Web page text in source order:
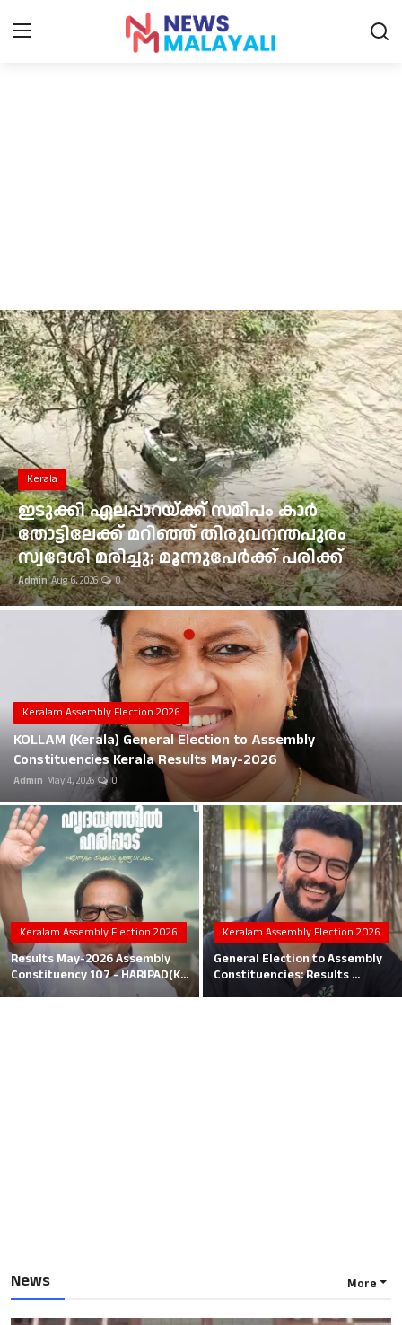
Entertainment
Sports
Food
Gulf News
Loksabha Election 2024
Technology
Health
Jobs Mall
Career
Education
Business
Local News
Earn Money
Tutorials
Malayalam
Kerala
ഇടുക്കി ഏലപ്പാറയ്ക്ക് സമീപം കാർ
തോട്ടിലേക്ക് മറിഞ്ഞ് തിരുവനന്തപുരം
സ്വദേശി മരിച്ചു; മൂന്നുപേർക്ക് പരിക്ക്
Admin Aug 6, 2026 0
Keralam Assembly Election 2026
KOLLAM (Kerala) General Election to Assembly
Constituencies Kerala Results May-2026
Admin May 4, 2026 0
Keralam Assembly Election 2026
Results May-2026 Assembly
Constituency 107 - HARIPAD(K...
Keralam Assembly Election 2026
General Election to Assembly
Constituencies: Results ...
News More